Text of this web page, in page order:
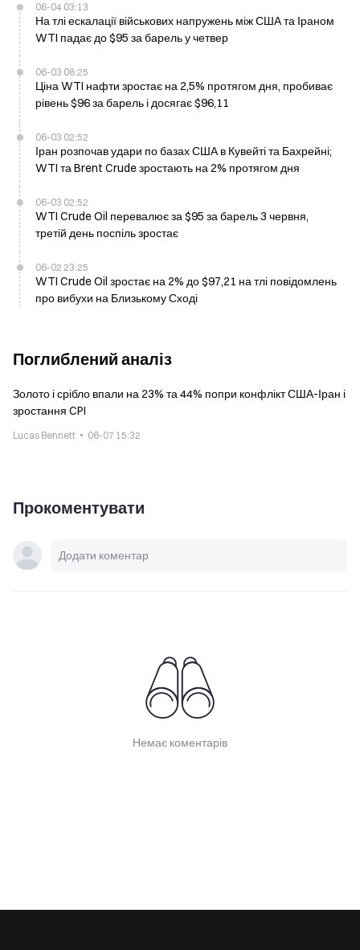
06-04 03:13
На тлі ескалації військових напружень між США та Іраном
WTI падає до $95 за барель у четвер
06-03 08:25
Ціна WTI нафти зростає на 2,5% протягом дня, пробиває
рівень $96 за барель і досягає $96,11
06-03 02:52
Іран розпочав удари по базах США в Кувейті та Бахрейні;
WTI та Brent Crude зростають на 2% протягом дня
06-03 02:52
WTI Crude Oil перевалює за $95 за барель 3 червня,
третій день поспіль зростає
06-02 23:25
WTI Crude Oil зростає на 2% до $97,21 на тлі повідомлень
про вибухи на Близькому Сході
Поглиблений аналіз
Золото і срібло впали на 23% та 44% попри конфлікт США-Іран і
зростання CPI
Lucas Bennett 06-07 15:32
Прокоментувати
Немає коментарів